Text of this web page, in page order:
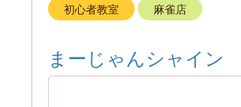
初心者教室
麻雀店
まーじゃんシャイン